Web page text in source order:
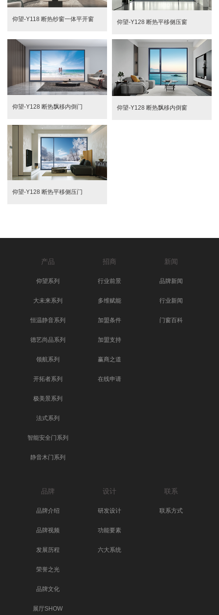
仰望-Y118 断热纱窗一体平开窗 仰望-Y128 断热平移侧压窗
仰望-Y128 断热飘移内倒门 仰望-Y128 断热飘移内倒窗
仰望-Y128 断热平移侧压门
产品
仰望系列
大未来系列
恒温静音系列
德艺尚品系列
领航系列
开拓者系列
极美景系列
法式系列
智能安全门系列
静音木门系列
招商
行业前景
多维赋能
加盟条件
加盟支持
赢商之道
在线申请
新闻
品牌新闻
行业新闻
门窗百科
品牌
品牌介绍
品牌视频
发展历程
荣誉之光
品牌文化
展厅SHOW
设计
研发设计
功能要素
六大系统
联系
联系方式